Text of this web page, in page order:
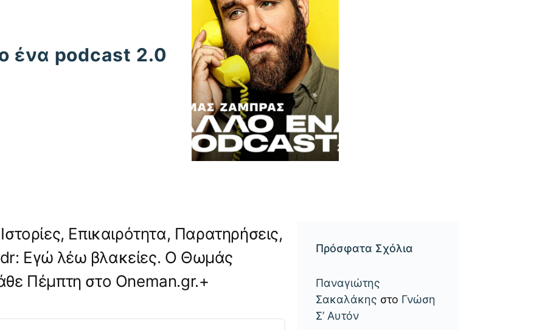
ένα podcast 2.0
Επικαιρότητα, Παρατηρήσεις,
Εγώ λέω βλακείες. Ο Θωμάς
Πέμπτη στο Oneman.gr.+
Πρόσφατα Σχόλια
Παναγιώτης
Σακαλάκης στο Γνώση
Σ’ Αυτόν